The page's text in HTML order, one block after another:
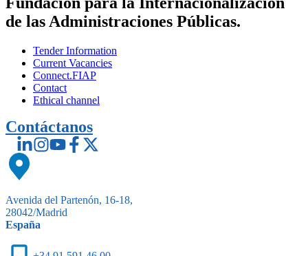
de las Administraciones Públicas.
Tender Information
Current Vacancies
Connect.FIAP
Contact
Ethical channel
Contáctanos
Avenida del Partenón, 16-18,
28042/Madrid
España